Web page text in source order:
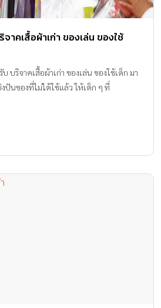
าคเสื้อผ้าเก่า ของเล่น ของใช้
ริจาคเสื้อผ้าเก่า ของเล่น ของใช้เด็ก มา
ปันของที่ไม่ได้ใช้แล้ว ให้เด็ก ๆ ที่